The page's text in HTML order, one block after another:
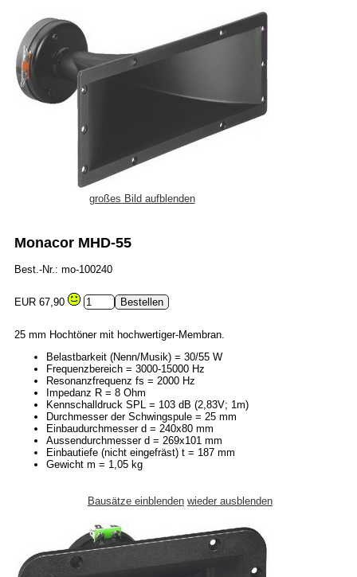
großes Bild aufblenden
Monacor MHD-55
Best.-Nr.: mo-100240
EUR 67,90
25 mm Hochtöner mit hochwertiger-Membran.
Belastbarkeit (Nenn/Musik) = 30/55 W
Frequenzbereich = 3000-15000 Hz
Resonanzfrequenz fs = 2000 Hz
Impedanz R = 8 Ohm
Kennschalldruck SPL = 103 dB (2,83V; 1m)
Durchmesser der Schwingspule = 25 mm
Einbaudurchmesser d = 240x80 mm
Aussendurchmesser d = 269x101 mm
Einbautiefe (nicht eingefräst) t = 187 mm
Gewicht m = 1,05 kg
Bausätze einblenden wieder ausblenden